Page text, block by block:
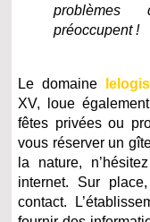
problèmes
préoccupent !
Le domaine
XV, loue
fêtes privées ou
vous réserver un
la nature,
internet. Sur
contact.